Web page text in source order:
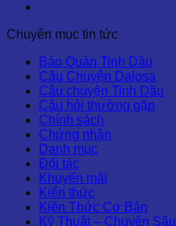
Chuyên mục tin tức
Bảo Quản Tinh Dầu
Câu Chuyện Dalosa
Câu chuyện Tinh Dầu
Câu hỏi thường gặp
Chính sách
Chứng nhận
Danh mục
Đối tác
Khuyến mãi
Kiến thức
Kiến Thức Cơ Bản
Kỹ Thuật – Chuyên Sâu